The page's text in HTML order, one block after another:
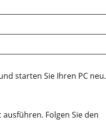
starten Sie Ihren PC neu.
Folgen Sie den